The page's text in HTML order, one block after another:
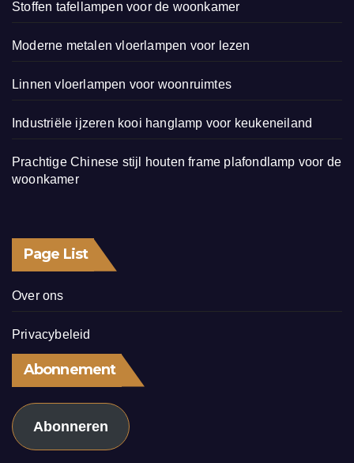
Stoffen tafellampen voor de woonkamer
Moderne metalen vloerlampen voor lezen
Linnen vloerlampen voor woonruimtes
Industriële ijzeren kooi hanglamp voor keukeneiland
Prachtige Chinese stijl houten frame plafondlamp voor de
woonkamer
Page List
Over ons
Privacybeleid
Abonnement
Abonneren